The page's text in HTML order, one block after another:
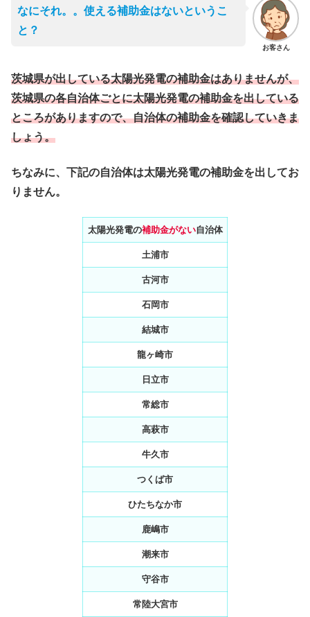
お客さん
なにそれ。。使える補助金はないというこ
と？
茨城県が出している太陽光発電の補助金はありませんが、
茨城県の各自治体ごとに太陽光発電の補助金を出している
ところがありますので、自治体の補助金を確認していきま
しょう。
ちなみに、下記の自治体は太陽光発電の補助金を出してお
りません。
太陽光発電の補助金がない自治体
土浦市
古河市
石岡市
結城市
龍ヶ崎市
日立市
常総市
高萩市
牛久市
つくば市
ひたちなか市
鹿嶋市
潮来市
守谷市
常陸大宮市